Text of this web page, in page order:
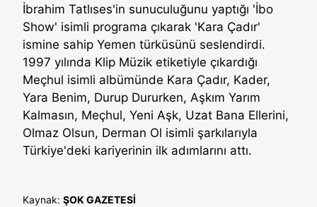
İbrahim Tatlıses'in sunuculuğunu yaptığı 'İbo
Show' isimli programa çıkarak 'Kara Çadır'
ismine sahip Yemen türküsünü seslendirdi.
1997 yılında Klip Müzik etiketiyle çıkardığı
Meçhul isimli albümünde Kara Çadır, Kader,
Yara Benim, Durup Dururken, Aşkım Yarım
Kalmasın, Meçhul, Yeni Aşk, Uzat Bana Ellerini,
Olmaz Olsun, Derman Ol isimli şarkılarıyla
Türkiye'deki kariyerinin ilk adımlarını attı.
Kaynak: ŞOK GAZETESİ